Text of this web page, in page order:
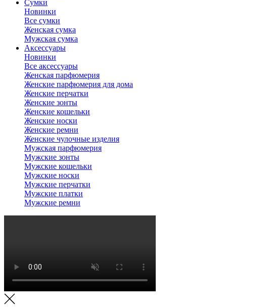
Сумки
Новинки
Все сумки
Женская сумка
Мужская сумка
Аксессуары
Новинки
Все аксессуары
Женская парфюмерия
Женские парфюмерия для дома
Женские перчатки
Женские зонты
Женские кошельки
Женские носки
Женские ремни
Женские чулочные изделия
Мужская парфюмерия
Мужские зонты
Мужские кошельки
Мужские носки
Мужские перчатки
Мужские платки
Мужские ремни